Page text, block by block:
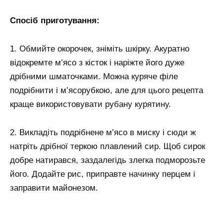
Спосіб приготування:
1. Обмийте окорочек, зніміть шкірку. Акуратно
відокремте м’ясо з кісток і наріжте його дуже
дрібними шматочками. Можна куряче філе
подрібнити і м’ясорубкою, але для цього рецепта
краще використовувати рубану курятину.
2. Викладіть подрібнене м’ясо в миску і сюди ж
натріть дрібної теркою плавлений сир. Щоб сирок
добре натирався, заздалегідь злегка подморозьте
його. Додайте рис, приправте начинку перцем і
заправити майонезом.